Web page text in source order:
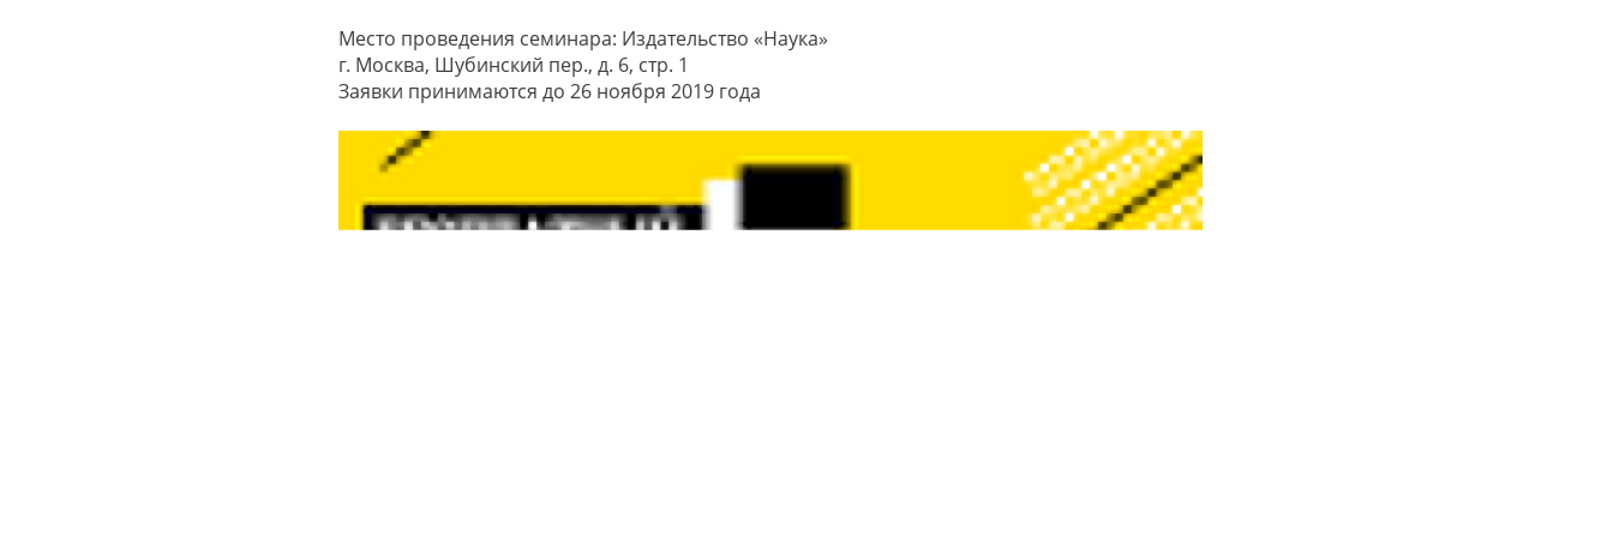
Место проведения семинара: Издательство «Наука»
г. Москва, Шубинский пер., д. 6, стр. 1
Заявки принимаются до 26 ноября 2019 года